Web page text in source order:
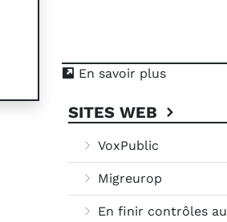
En savoir plus
SITES WEB
VoxPublic
Migreurop
En finir contrôles au